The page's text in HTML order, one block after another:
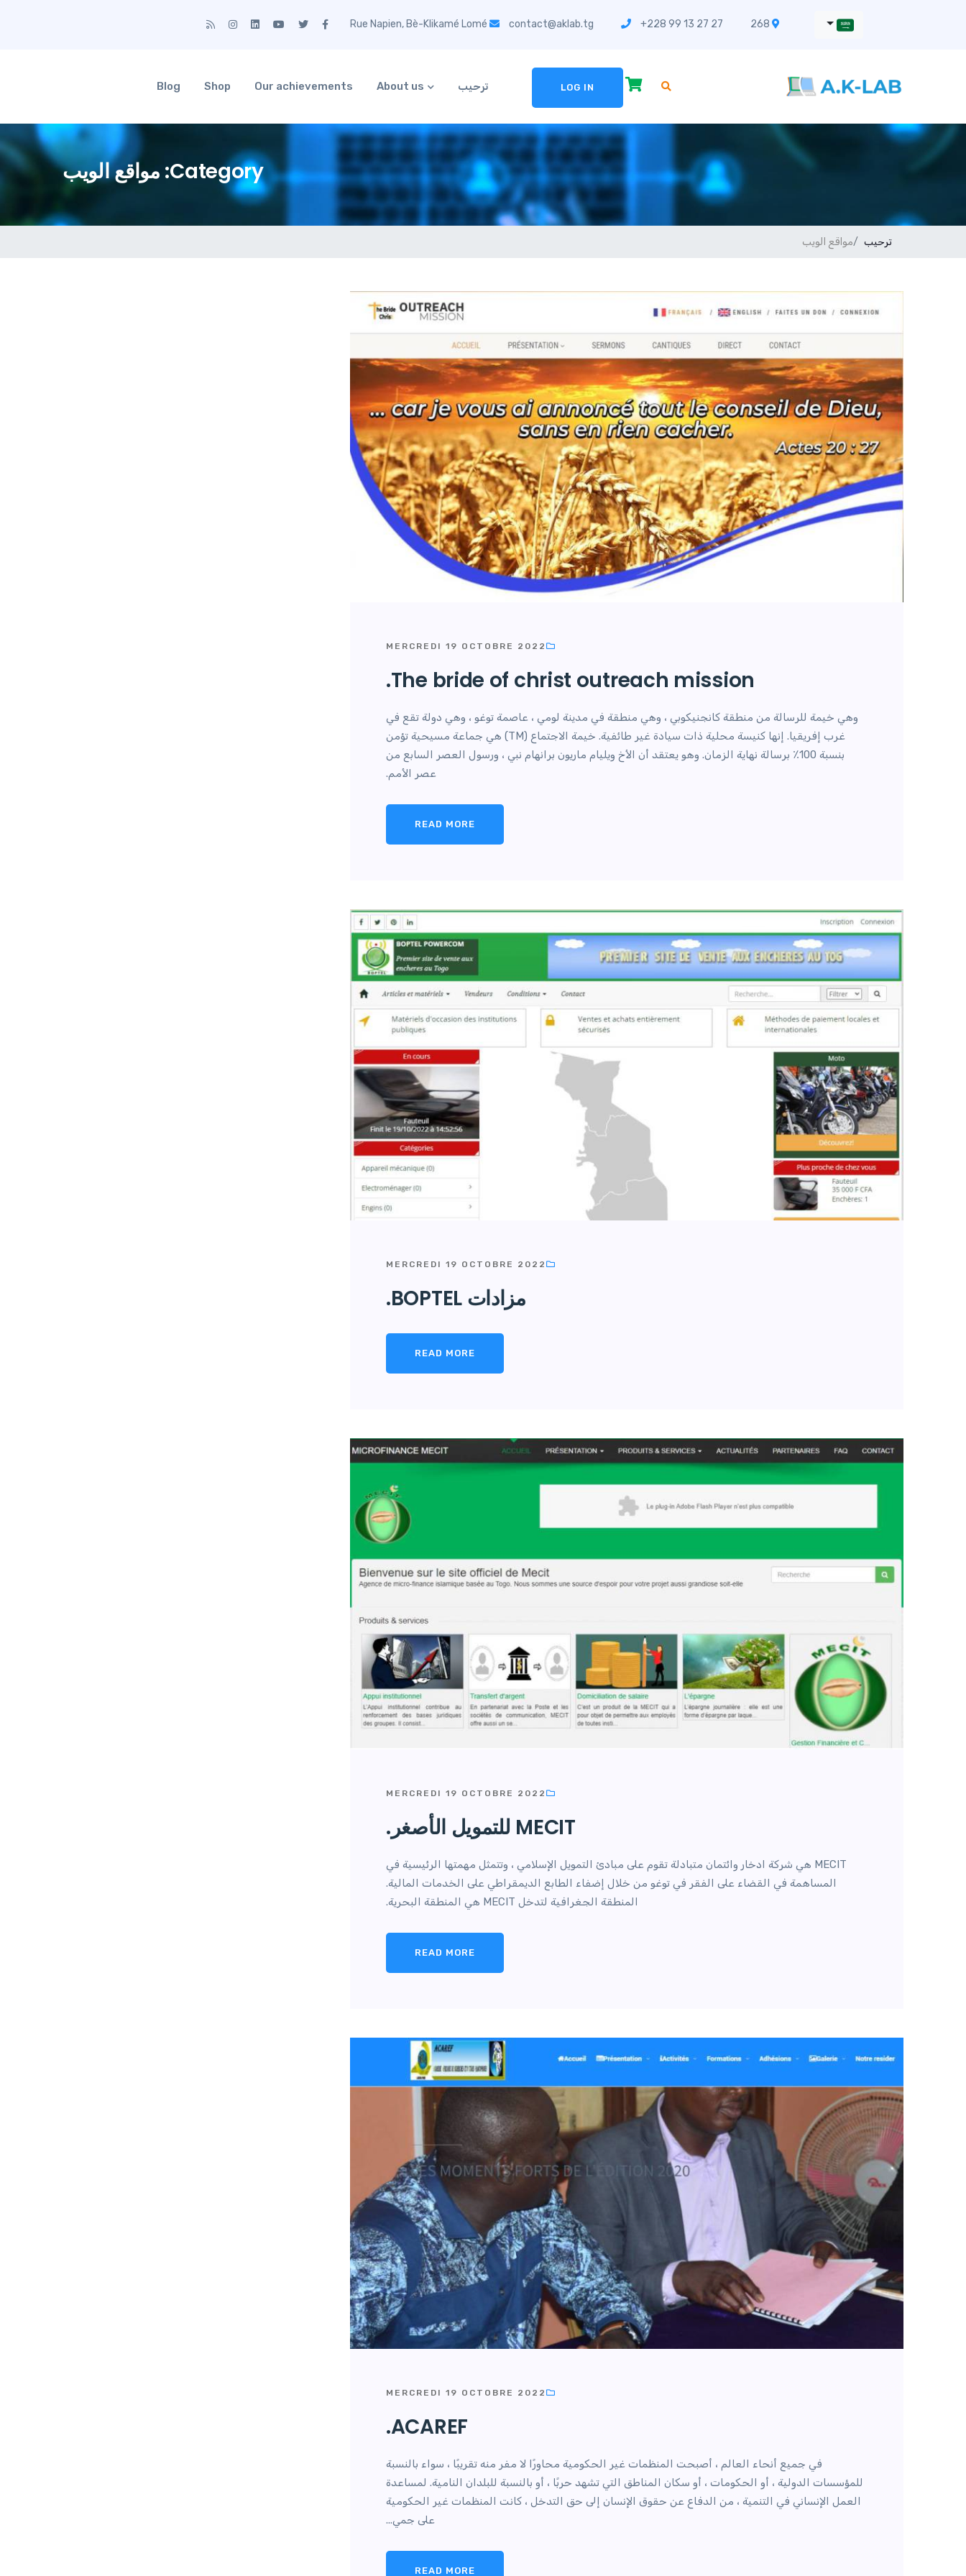
contact@aklab.tg +228 99 13 27 27
LOG IN ترحيب About us
Our achievements
Shop
Blog
Category: مواقع الويب
ترحيب مواقع الويب
MERCREDI 19 OCTOBRE 2022
The bride of christ outreach mission.
وهي خيمة للرسالة من منطقة كانجنيكوبي ، وهي منطقة في مدينة لومي ، عاصمة توغو ، وهي دولة تقع في
غرب إفريقيا. إنها كنيسة محلية ذات سيادة غير طائفية. خيمة الاجتماع (TM) هي جماعة مسيحية تؤمن
بنسبة 100٪ برسالة نهاية الزمان. وهو يعتقد أن الأخ ويليام ماريون برانهام نبي ، ورسول العصر السابع من
عصر الأمم.
READ MORE
MERCREDI 19 OCTOBRE 2022
مزادات BOPTEL.
READ MORE
MERCREDI 19 OCTOBRE 2022
MECIT للتمويل الأصغر.
MECIT هي شركة ادخار وائتمان متبادلة تقوم على مبادئ التمويل الإسلامي ، وتتمثل مهمتها الرئيسية في
المساهمة في القضاء على الفقر في توغو من خلال إضفاء الطابع الديمقراطي على الخدمات المالية.
المنطقة الجغرافية لتدخل MECIT هي المنطقة البحرية.
READ MORE
MERCREDI 19 OCTOBRE 2022
ACAREF.
في جميع أنحاء العالم ، أصبحت المنظمات غير الحكومية محاورًا لا مفر منه تقريبًا ، سواء بالنسبة
للمؤسسات الدولية ، أو الحكومات ، أو سكان المناطق التي تشهد حربًا ، أو بالنسبة للبلدان النامية. لمساعدة
العمل الإنساني في التنمية ، من الدفاع عن حقوق الإنسان إلى حق التدخل ، كانت المنظمات غير الحكومية
على جمي...
READ MORE